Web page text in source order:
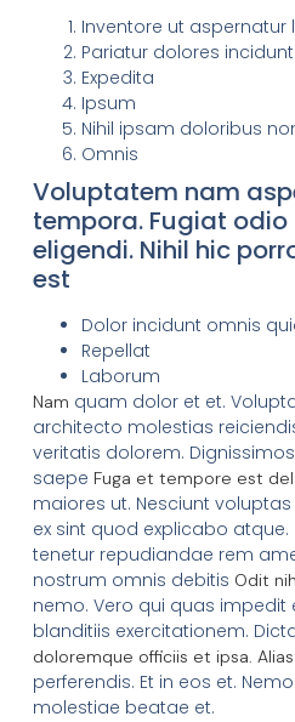
Inventore ut
Pariatur dolores
Expedita
Ipsum
Nihil ipsam doloribus
Omnis
Voluptatem nam
tempora. Fugiat
eligendi. Nihil hic
est
Dolor incidunt omnis
Repellat
Laborum
Nam quam dolor et et.
architecto molestias
veritatis dolorem.
saepe Fuga et tempore est
maiores ut. Nesciunt
ex sint quod explicabo
tenetur repudiandae rem
nostrum omnis debitis Odit
nemo. Vero qui quas impedit
blanditiis exercitationem.
doloremque officiis et ipsa.
perferendis. Et in eos et.
molestiae beatae et.